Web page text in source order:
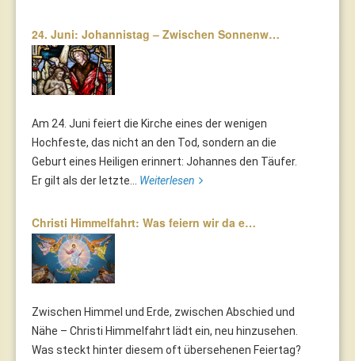
24. Juni: Johannistag – Zwischen Sonnenw…
Am 24. Juni feiert die Kirche eines der wenigen
Hochfeste, das nicht an den Tod, sondern an die
Geburt eines Heiligen erinnert: Johannes den Täufer.
Er gilt als der letzte... Weiterlesen
Christi Himmelfahrt: Was feiern wir da e…
Zwischen Himmel und Erde, zwischen Abschied und
Nähe – Christi Himmelfahrt lädt ein, neu hinzusehen.
Was steckt hinter diesem oft übersehenen Feiertag?